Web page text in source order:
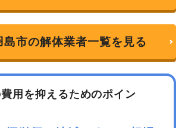
島市の解体業者一覧を見る
用を抑えるためのポイン